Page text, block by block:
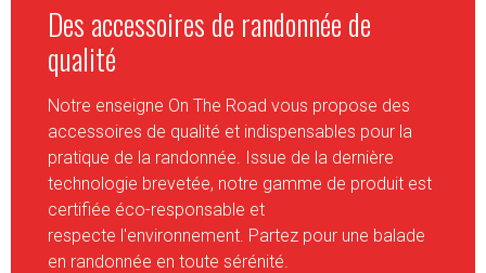
Des accessoires de randonnée de
qualité
Notre enseigne On The Road vous propose des
accessoires de qualité et indispensables pour la
pratique de la randonnée. Issue de la dernière
technologie brevetée, notre gamme de produit est
certifiée éco-responsable et
respecte l'environnement. Partez pour une balade
en randonnée en toute sérénité.